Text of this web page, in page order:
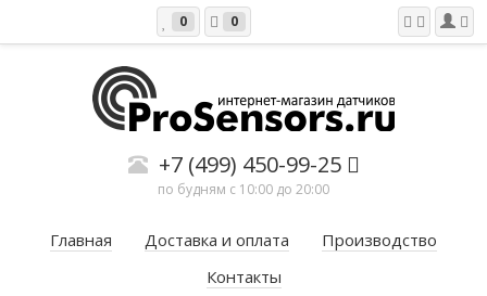
0 0
+7 (499) 450-99-25
по будням с 10:00 до 20:00
Главная Доставка и оплата
Производство
Контакты